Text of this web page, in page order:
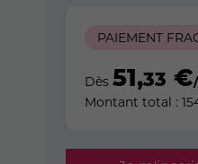
PAIEMENT
Dès 51,33 €
Montant total :